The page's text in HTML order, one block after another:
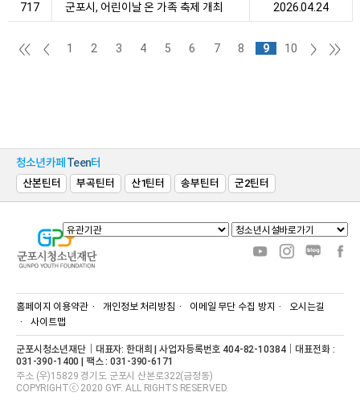
717 군포시, 어린이날 온 가족 축제 개최 2026.04.24
1 2 3 4 5 6 7 8 9 10
청소년카페 Teen터
산본틴터 부곡틴터 산1틴터 송부틴터 군2틴터
홈페이지 이용약관 개인정보 처리방침 이메일 무단 수집 방지
오시는길
사이트맵
군포시청소년재단｜대표자: 한대희 | 사업자등록번호 404-82-10384｜대표전화 :
031-390-1400 | 팩스 : 031-390-6171
주소 (우)15829 경기도 군포시 산본로322(금정동)
COPYRIGHTⓒ 2020 GYF. ALL RIGHTS RESERVED.